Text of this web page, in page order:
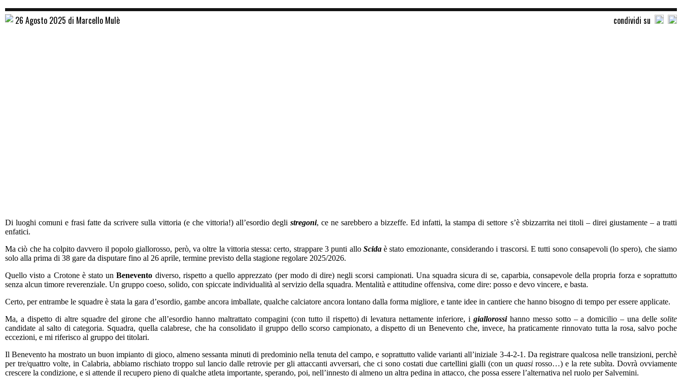
26 Agosto 2025 di Marcello Mulè condividi su
Di luoghi comuni e frasi fatte da scrivere sulla vittoria (e che vittoria!) all’esordio degli stregoni, ce ne sarebbero a bizzeffe. Ed infatti, la stampa di settore s’è sbizzarrita nei titoli – direi giustamente – a tratti
enfatici.
Ma ciò che ha colpito davvero il popolo giallorosso, però, va oltre la vittoria stessa: certo, strappare 3 punti allo Scida è stato emozionante, considerando i trascorsi. E tutti sono consapevoli (lo spero), che siamo
solo alla prima di 38 gare da disputare fino al 26 aprile, termine previsto della stagione regolare 2025/2026.
Quello visto a Crotone è stato unBenevento diverso, rispetto a quello apprezzato (per modo di dire) negli scorsi campionati. Una squadra sicura di se, caparbia, consapevole della propria forza e soprattutto
senza alcun timore reverenziale. Un gruppo coeso, solido, con spiccate individualità al servizio della squadra. Mentalità e attitudine offensiva, come dire: posso e devo vincere, e basta.
Certo, per entrambe le squadre è stata la gara d’esordio, gambe ancora imballate, qualche calciatore ancora lontano dalla forma migliore, e tante idee in cantiere che hanno bisogno di tempo per essere applicate.
Ma, a dispetto di altre squadre del girone che all’esordio hanno maltrattato compagini (con tutto il rispetto) di levatura nettamente inferiore, i giallorossi hanno messo sotto – a domicilio – una delle solite
candidate al salto di categoria. Squadra, quella calabrese, che ha consolidato il gruppo dello scorso campionato, a dispetto di un Benevento che, invece, ha praticamente rinnovato tutta la rosa, salvo poche
eccezioni, e mi riferisco al gruppo dei titolari.
Il Benevento ha mostrato un buon impianto di gioco, almeno sessanta minuti di predominio nella tenuta del campo, e soprattutto valide varianti all’iniziale 3-4-2-1. Da registrare qualcosa nelle transizioni, perchè
per tre/quattro volte, in Calabria, abbiamo rischiato troppo sul lancio dalle retrovie per gli attaccanti avversari, che ci sono costati due cartellini gialli (con un quasi rosso…) e la rete subìta. Dovrà ovviamente
crescere la condizione, e si attende il recupero pieno di qualche atleta importante, sperando, poi, nell’innesto di almeno un altra pedina in attacco, che possa essere l’alternativa nel ruolo per Salvemini.